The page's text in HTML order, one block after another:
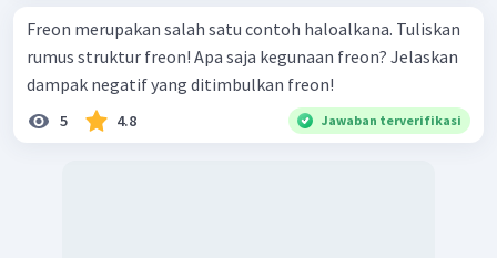
Freon merupakan salah satu contoh haloalkana. Tuliskan
rumus struktur freon! Apa saja kegunaan freon? Jelaskan
dampak negatif yang ditimbulkan freon!
5 4.8 Jawaban terverifikasi